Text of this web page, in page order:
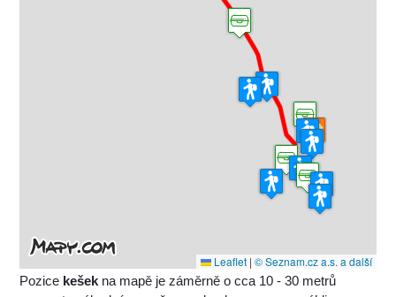
Leaflet | © Seznam.cz a.s. a další
Pozice kešek na mapě je záměrně o cca 10 - 30 metrů